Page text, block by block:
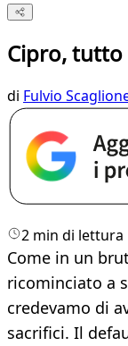
Cipro,
di Fulvio
2 min di lettura
Come in un
ricominciato a
credevamo di
sacrifici. Il